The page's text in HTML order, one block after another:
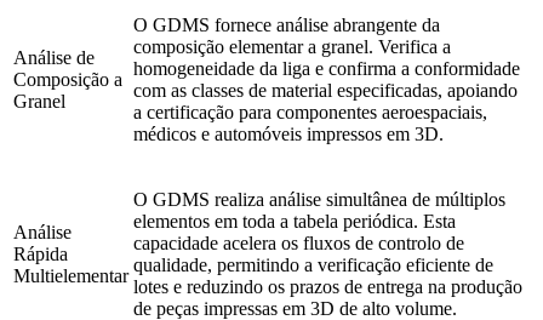
Análise de
Composição a
Granel
O GDMS fornece análise abrangente da
composição elementar a granel. Verifica a
homogeneidade da liga e confirma a conformidade
com as classes de material especificadas, apoiando
a certificação para componentes aeroespaciais,
médicos e automóveis impressos em 3D.
Análise
Rápida
Multielementar
O GDMS realiza análise simultânea de múltiplos
elementos em toda a tabela periódica. Esta
capacidade acelera os fluxos de controlo de
qualidade, permitindo a verificação eficiente de
lotes e reduzindo os prazos de entrega na produção
de peças impressas em 3D de alto volume.